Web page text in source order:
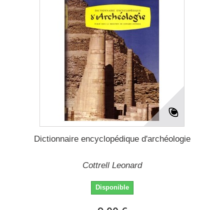
Dictionnaire encyclopédique d'archéologie
Cottrell Leonard
Disponible